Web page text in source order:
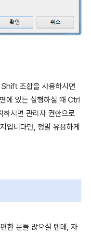
조합을 사용하시면
에 있든 실행하실 때 Ctrl
시면 관리자 권한으로
입니다만, 정말 유용하게
한 분들 많으실 텐데, 자